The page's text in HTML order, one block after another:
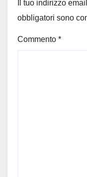
Il tuo indirizzo
obbligatori sono
Commento *